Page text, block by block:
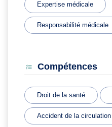
Expertise médicale
Responsabilité médicale
Compétences
Droit de la santé
Accident de la circulation